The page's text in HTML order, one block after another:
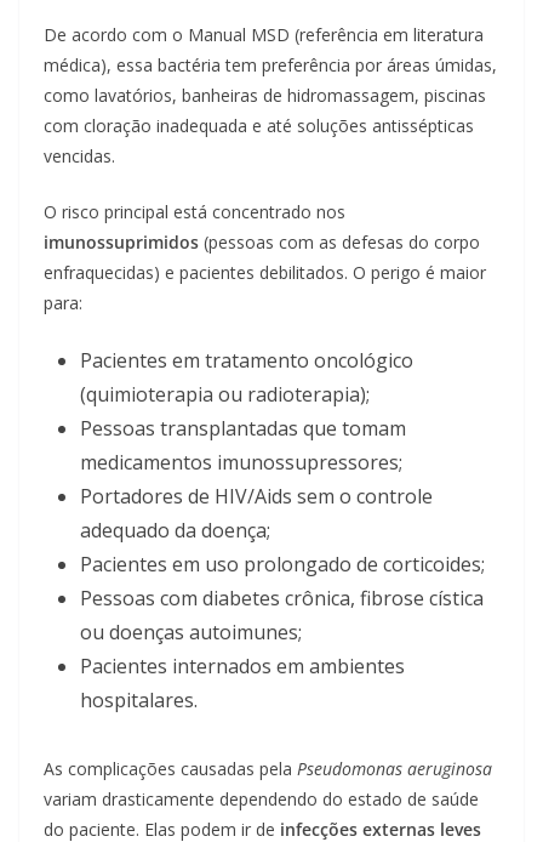
De acordo com o Manual MSD (referência em literatura
médica), essa bactéria tem preferência por áreas úmidas,
como lavatórios, banheiras de hidromassagem, piscinas
com cloração inadequada e até soluções antissépticas
vencidas.
O risco principal está concentrado nos
imunossuprimidos (pessoas com as defesas do corpo
enfraquecidas) e pacientes debilitados. O perigo é maior
para:
Pacientes em tratamento oncológico
(quimioterapia ou radioterapia);
Pessoas transplantadas que tomam
medicamentos imunossupressores;
Portadores de HIV/Aids sem o controle
adequado da doença;
Pacientes em uso prolongado de corticoides;
Pessoas com diabetes crônica, fibrose cística
ou doenças autoimunes;
Pacientes internados em ambientes
hospitalares.
As complicações causadas pela Pseudomonas aeruginosa
variam drasticamente dependendo do estado de saúde
do paciente. Elas podem ir de infecções externas leves